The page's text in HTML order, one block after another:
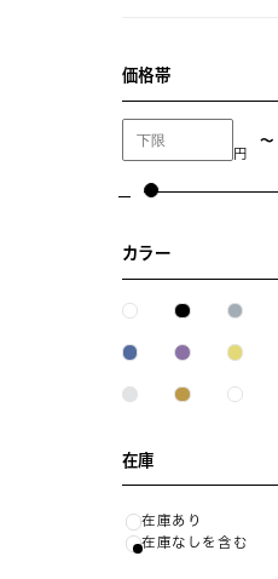
価格帯
円
〜
カラー
在庫
在庫あり
在庫なしを含む